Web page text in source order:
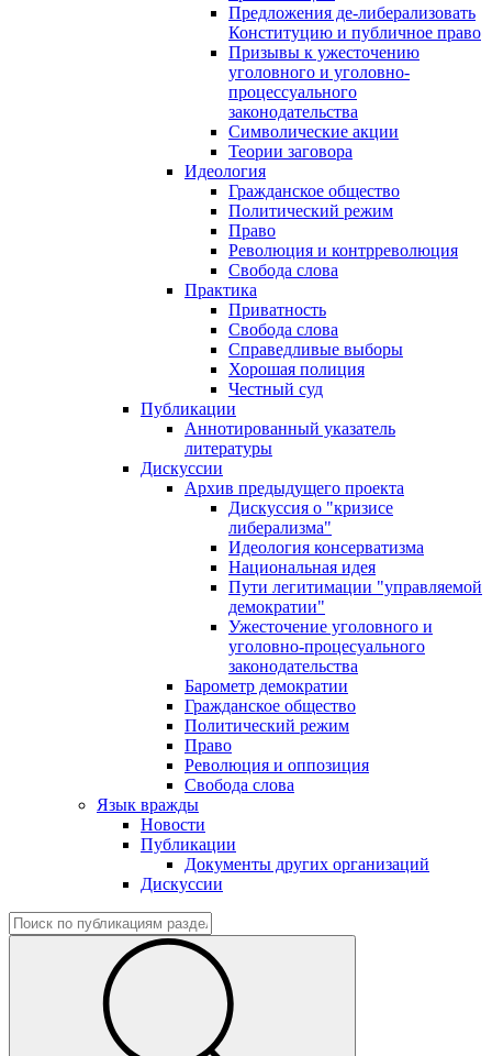
Предложения де-либерализовать
Конституцию и публичное право
Призывы к ужесточению
уголовного и уголовно-
процессуального
законодательства
Символические акции
Теории заговора
Идеология
Гражданское общество
Политический режим
Право
Революция и контрреволюция
Свобода слова
Практика
Приватность
Свобода слова
Справедливые выборы
Хорошая полиция
Честный суд
Публикации
Аннотированный указатель
литературы
Дискуссии
Архив предыдущего проекта
Дискуссия о "кризисе
либерализма"
Идеология консерватизма
Национальная идея
Пути легитимации "управляемой
демократии"
Ужесточение уголовного и
уголовно-процесуального
законодательства
Барометр демократии
Гражданское общество
Политический режим
Право
Революция и оппозиция
Свобода слова
Язык вражды
Новости
Публикации
Документы других организаций
Дискуссии